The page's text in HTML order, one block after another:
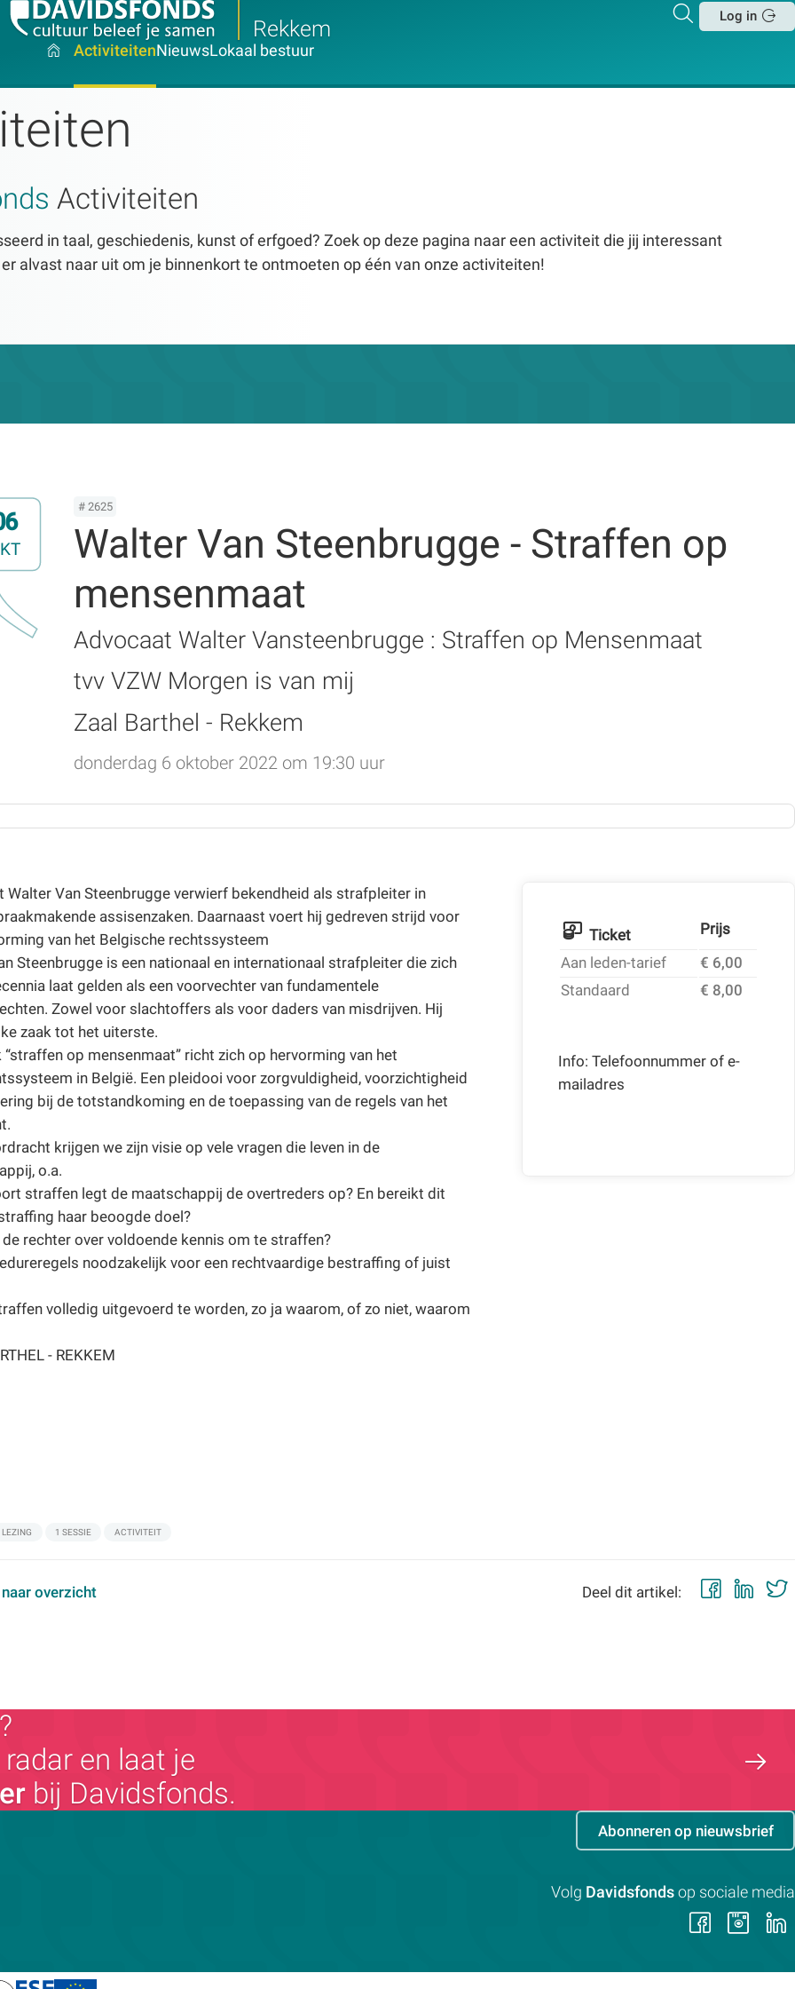
Rekkem
Zoeken
Log in
ActiviteitenNieuwsLokaal bestuur
Activiteiten
in taal, geschiedenis, kunst of erfgoed? Zoek op deze pagina naar een activiteit die jij interessant
alvast naar uit om je binnenkort te ontmoeten op één van onze activiteiten!
# 2625
Walter Van Steenbrugge - Straffen op
mensenmaat
Advocaat Walter Vansteenbrugge : Straffen op Mensenmaat
tvv VZW Morgen is van mij
Zaal Barthel - Rekkem
donderdag 6 oktober 2022 om 19:30 uur
Walter Van Steenbrugge verwierf bekendheid als strafpleiter in
assisenzaken. Daarnaast voert hij gedreven strijd voor
van het Belgische rechtssysteem
Steenbrugge is een nationaal en internationaal strafpleiter die zich
laat gelden als een voorvechter van fundamentele
Zowel voor slachtoffers als voor daders van misdrijven. Hij
zaak tot het uiterste.
“straffen op mensenmaat” richt zich op hervorming van het
in België. Een pleidooi voor zorgvuldigheid, voorzichtigheid
bij de totstandkoming en de toepassing van de regels van het
krijgen we zijn visie op vele vragen die leven in de
o.a.
straffen legt de maatschappij de overtreders op? En bereikt dit
haar beoogde doel?
rechter over voldoende kennis om te straffen?
noodzakelijk voor een rechtvaardige bestraffing of juist
volledig uitgevoerd te worden, zo ja waarom, of zo niet, waarom
- REKKEM
Ticket
Prijs
Aan leden-tarief
€ 6,00
Standaard
€ 8,00
Info: Telefoonnummer of e-
mailadres
LEZING 1 SESSIE ACTIVITEIT
overzicht Deel dit artikel:
en laat je
bij Davidsfonds.
Abonneren op nieuwsbrief
Volg Davidsfonds op sociale media
Volg
op op